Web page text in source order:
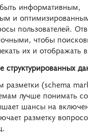
информативным,
и
пользователей.
чтобы
их и отображать
структурированных
разметки (schema
лучше понимать
шансы на
разметку